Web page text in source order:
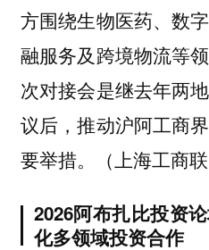
方围绕生物医药、数
融服务及跨境物流等
次对接会是继去年两
议后，推动沪阿工商
要举措。（上海工商联
2026阿布扎比投资
化多领域投资合作